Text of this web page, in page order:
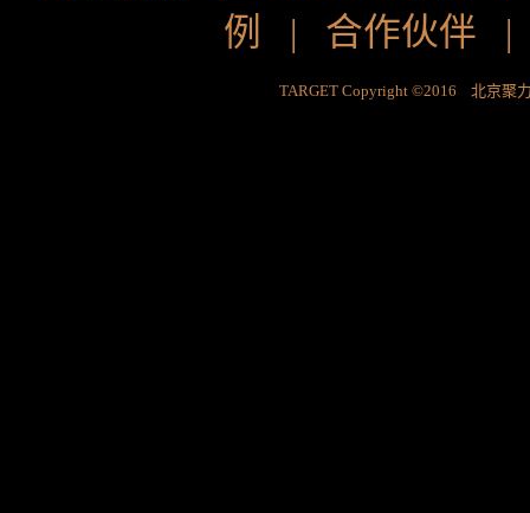
例
| 合作伙伴
TARGET Copyright ©2016 北京聚